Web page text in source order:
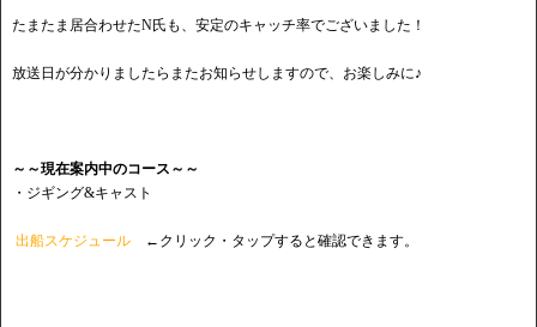
たまたま居合わせたN氏も、安定のキャッチ率でございました！
放送日が分かりましたらまたお知らせしますので、お楽しみに♪
～～現在案内中のコース～～
・ジギング&キャスト
出船スケジュール ←クリック・タップすると確認できます。